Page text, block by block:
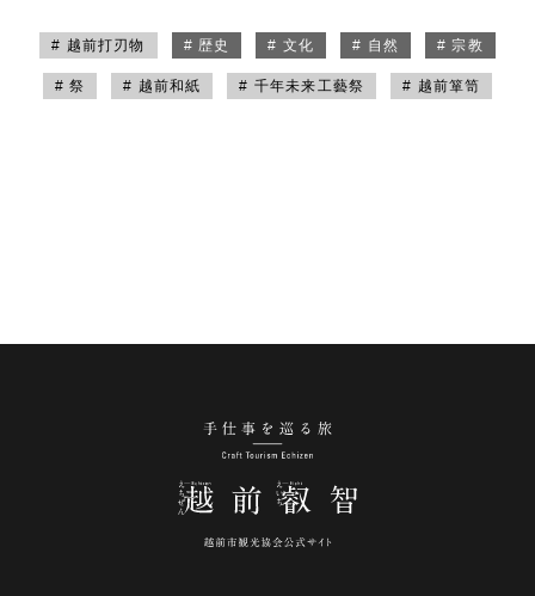
# 越前打刃物 # 歴史 # 文化 # 自然 # 宗教
# 祭 # 越前和紙 # 千年未来工藝祭 # 越前箪笥